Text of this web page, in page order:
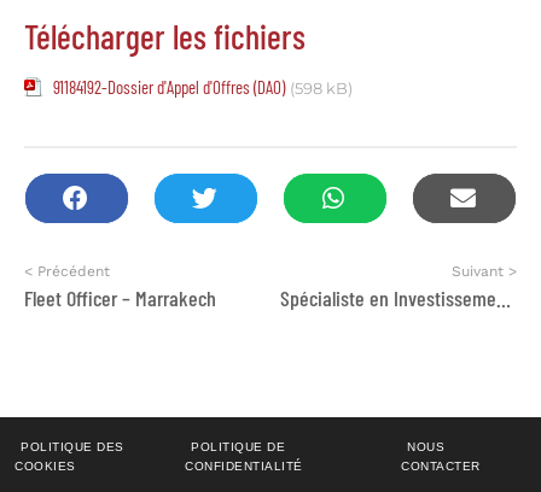
Télécharger les fichiers
91184192-Dossier d'Appel d'Offres (DAO) (598 kB)
< Précédent
Fleet Officer – Marrakech
Suivant >
POLITIQUE DES
COOKIES
POLITIQUE DE
CONFIDENTIALITÉ
NOUS
CONTACTER